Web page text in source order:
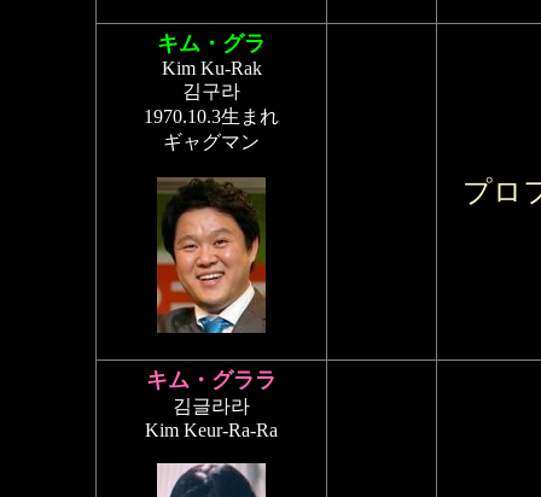
キム・グラ
Kim Ku-Rak
김구라
1970.10.3生まれ
ギャグマン
プロ
キム・グララ
김글라라
Kim Keur-Ra-Ra